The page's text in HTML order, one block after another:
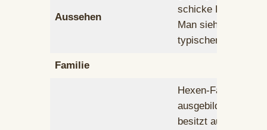
Aussehen
schicke Kleidung
Man sieht an ihr
typischen Look
Familie
Hexen-Fähigkeiten
ausgebildete
besitzt